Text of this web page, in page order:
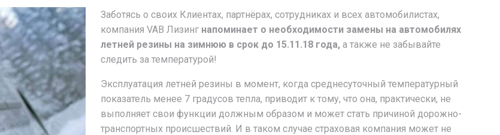
Заботясь о своих Клиентах, партнёрах, сотрудниках и всех автомобилистах,
компания VAB Лизинг напоминает о необходимости замены на автомобилях
летней резины на зимнюю в срок до 15.11.18 года, а также не забывайте
следить за температурой!
Эксплуатация летней резины в момент, когда среднесуточный температурный
показатель менее 7 градусов тепла, приводит к тому, что она, практически, не
выполняет свои функции должным образом и может стать причиной дорожно-
транспортных происшествий. И в таком случае страховая компания может не